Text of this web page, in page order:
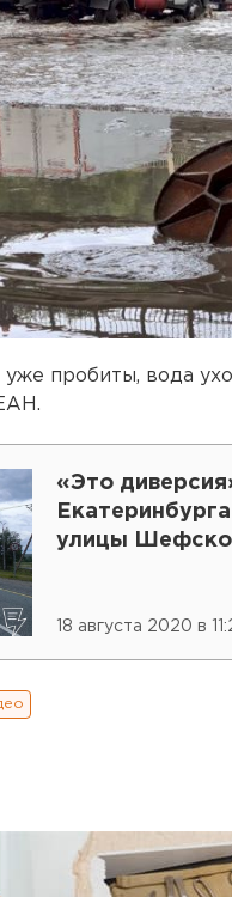
пробиты, вода
«Это
улицы
18 августа 2020 в